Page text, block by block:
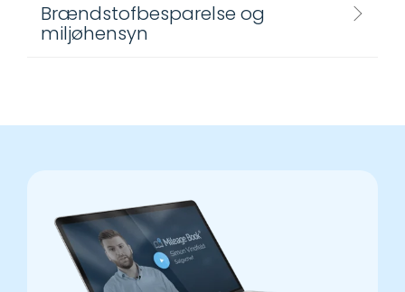
Brændstofbesparelse og
miljøhensyn